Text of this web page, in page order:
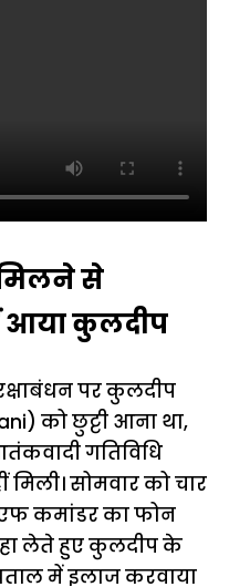
मिलने से
आया कुलदीप
पर कुलदीप
को छुट्टी आना था,
गतिविधि
मिली। सोमवार को चार
कमांडर का फोन
लेते हुए कुलदीप के
में इलाज करवाया